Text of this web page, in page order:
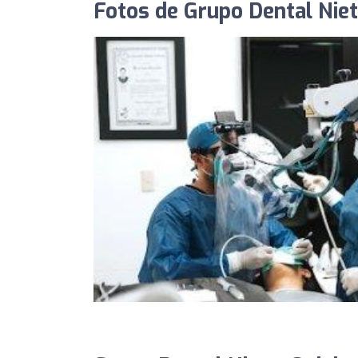
Fotos de Grupo Dental